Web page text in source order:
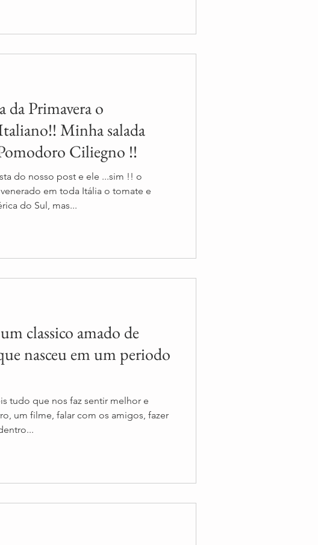
da Primavera o
Minha salada
Ciliegno !!
do nosso post e ele ...sim !! o
do Sul, mas...
classico amado de
nasceu em um periodo
tudo que nos faz sentir melhor e
um filme, falar com os amigos, fazer